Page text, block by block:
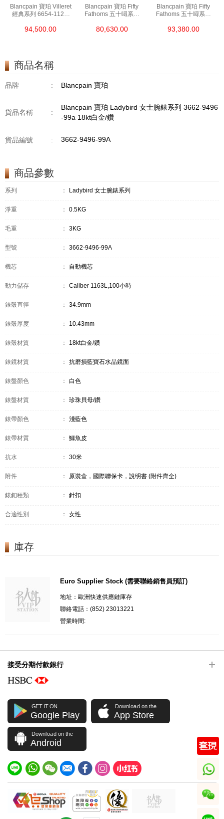
Blancpain 寶珀 Villeret
經典系列 6654-1127-
94,500.00
Blancpain 寶珀 Fifty
Fathoms 五十噚系列
80,630.00
Blancpain 寶珀 Fifty
Fathoms 五十噚系列
93,380.00
商品名稱
品牌 : Blancpain 寶珀
貨品名稱 :
Blancpain 寶珀 Ladybird 女士腕錶系列 3662-9496
-99a 18kt白金/鑽
貨品編號 : 3662-9496-99A
商品參數
系列 ： Ladybird 女士腕錶系列
淨重 ： 0.5KG
毛重 ： 3KG
型號 ： 3662-9496-99A
機芯 ： 自動機芯
動力儲存 ： Caliber 1163L,100小時
錶殼直徑 ： 34.9mm
錶殼厚度 ： 10.43mm
錶殼材質 ： 18kt白金/鑽
錶鏡材質 ： 抗磨損藍寶石水晶鏡面
錶盤顏色 ： 白色
錶盤材質 ： 珍珠貝母/鑽
錶帶顏色 ： 淺藍色
錶帶材質 ： 鱷魚皮
抗水 ： 30米
附件 ： 原裝盒，國際聯保卡，說明書 (附件齊全)
錶釦種類 ： 針扣
合適性別 ： 女性
庫存
Euro Supplier Stock (需要聯絡銷售員預訂)
地址：歐洲快速供應鏈庫存
聯絡電話：(852) 23013221
營業時間:
接受分期付款銀行
GET IT ON
Google Play
Download on the
App Store
Download on the
Android
whatsapp